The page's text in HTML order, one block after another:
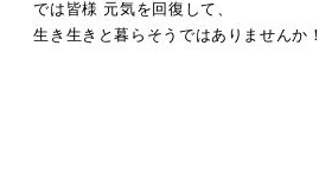
では皆様 元気を回復して、
生き生きと暮らそうではありませんか！